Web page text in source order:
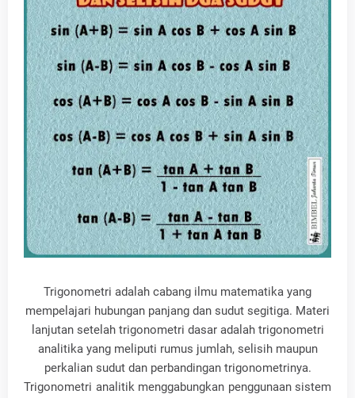
Trigonometri adalah cabang ilmu matematika yang
mempelajari hubungan panjang dan sudut segitiga. Materi
lanjutan setelah trigonometri dasar adalah trigonometri
analitika yang meliputi rumus jumlah, selisih maupun
perkalian sudut dan perbandingan trigonometrinya.
Trigonometri analitik menggabungkan penggunaan sistem